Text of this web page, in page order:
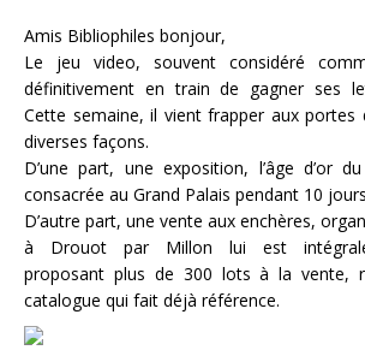
Amis Bibliophiles bonjour,
Le jeu video, souvent considéré
définitivement en train de gagner ses
Cette semaine, il vient frapper aux portes
diverses façons.
D’une part, une exposition, l’âge d’or
consacrée au Grand Palais pendant 10
D’autre part, une vente aux enchères,
à Drouot par Millon lui est
proposant plus de 300 lots à la vente,
catalogue qui fait déjà référence.